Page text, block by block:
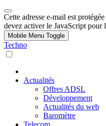
Cette adresse e-mail est
devez activer le JavaScript pour
Mobile Menu Toggle
Techno
Actualités
Offres ADSL
Développement
Actualités du web
Baromètre
Telecom